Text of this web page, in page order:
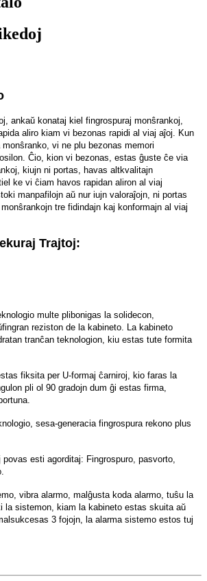
ankaŭ konataj kiel fingrospuraj monŝrankoj,
aliro kiam vi bezonas rapidi al viaj aĵoj. Kun
monŝranko, vi ne plu bezonas memori
Ĉio, kion vi bezonas, estas ĝuste ĉe via
kiujn ni portas, havas altkvalitajn
ke vi ĉiam havos rapidan aliron al viaj
manpafilojn aŭ nur iujn valoraĵojn, ni portas
tre fidindajn kaj konformajn al viaj
Trajtoj:
multe plibonigas la solidecon,
reziston de la kabineto. La kabineto
tranĉan teknologion, kiu estas tute formita
fiksita per U-formaj ĉarniroj, kio faras la
pli ol 90 gradojn dum ĝi estas firma,
sesa-generacia fingrospura rekono plus
esti agorditaj: Fingrospuro, pasvorto,
vibra alarmo, malĝusta koda alarmo, tuŝu la
la sistemon, kiam la kabineto estas skuita aŭ
3 fojojn, la alarma sistemo estos tuj